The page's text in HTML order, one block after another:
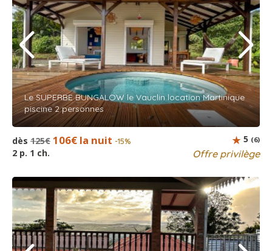
Le SUPERBE BUNGALOW le Vauclin location Martinique
piscine 2 personnes
dès 125€ 106€ la nuit -15%
2 p. 1 ch. Offre privilège
5 (6)